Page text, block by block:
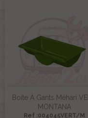
Boite À Gants Méhari
MONTANA
Ref :004045VERT/M